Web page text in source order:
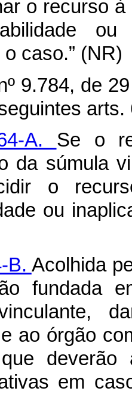
o recurso
ou
caso.” (NR)
9.784, de
arts.
A. Se o
da súmula
o
ou
B. Acolhida
fundada
ao órgão
deverão
em